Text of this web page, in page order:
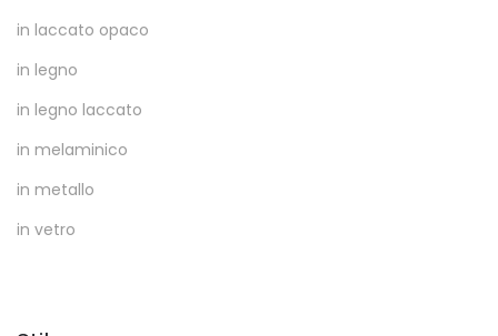
in laccato opaco
in legno
in legno laccato
in melaminico
in metallo
in vetro